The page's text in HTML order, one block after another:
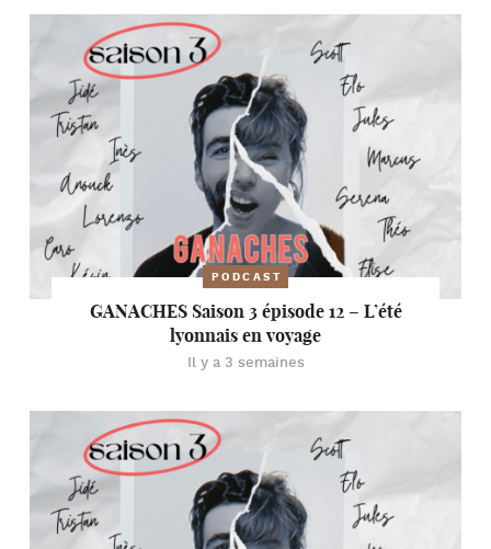
PODCAST
GANACHES Saison 3 épisode 12 – L’été
lyonnais en voyage
Il y a 3 semaines